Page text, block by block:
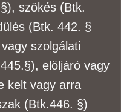
szökés (Btk.
(Btk. 442. §
szolgálati
§), elöljáró vagy
kelt vagy arra
(Btk.446. §)